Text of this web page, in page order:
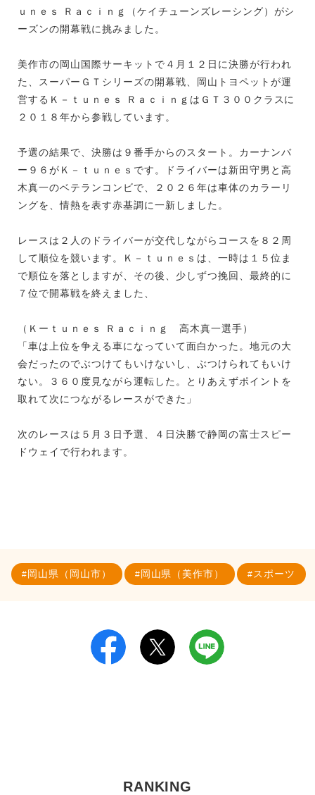
ｕｎｅｓ Ｒａｃｉｎｇ（ケイチューンズレーシング）がシ
ーズンの開幕戦に挑みました。
美作市の岡山国際サーキットで４月１２日に決勝が行われ
た、スーパーＧＴシリーズの開幕戦、岡山トヨペットが運
営するＫ－ｔｕｎｅｓ ＲａｃｉｎｇはＧＴ３００クラスに
２０１８年から参戦しています。
予選の結果で、決勝は９番手からのスタート。カーナンバ
ー９６がＫ－ｔｕｎｅｓです。ドライバーは新田守男と高
木真一のベテランコンビで、２０２６年は車体のカラーリ
ングを、情熱を表す赤基調に一新しました。
レースは２人のドライバーが交代しながらコースを８２周
して順位を競います。Ｋ－ｔｕｎｅｓは、一時は１５位ま
で順位を落としますが、その後、少しずつ挽回、最終的に
７位で開幕戦を終えました、
（Ｋーｔｕｎｅｓ Ｒａｃｉｎｇ 高木真一選手）
「車は上位を争える車になっていて面白かった。地元の大
会だったのでぶつけてもいけないし、ぶつけられてもいけ
ない。３６０度見ながら運転した。とりあえずポイントを
取れて次につながるレースができた」
次のレースは５月３日予選、４日決勝で静岡の富士スピー
ドウェイで行われます。
岡山県（岡山市） 岡山県（美作市） スポーツ
RANKING